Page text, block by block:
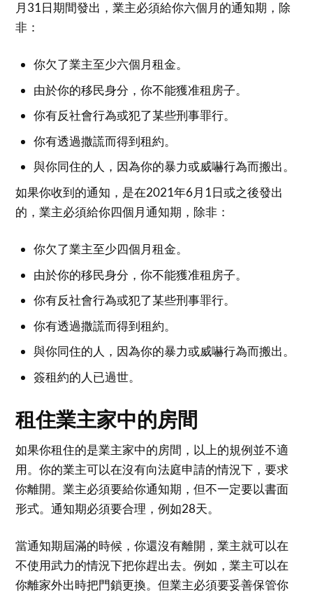
月31日期間發出，業主必須給你六個月的通知期，除
非：
你欠了業主至少六個月租金。
由於你的移民身分，你不能獲准租房子。
你有反社會行為或犯了某些刑事罪行。
你有透過撒謊而得到租約。
與你同住的人，因為你的暴力或威嚇行為而搬出。
如果你收到的通知，是在2021年6月1日或之後發出
的，業主必須給你四個月通知期，除非：
你欠了業主至少四個月租金。
由於你的移民身分，你不能獲准租房子。
你有反社會行為或犯了某些刑事罪行。
你有透過撒謊而得到租約。
與你同住的人，因為你的暴力或威嚇行為而搬出。
簽租約的人已過世。
租住業主家中的房間
如果你租住的是業主家中的房間，以上的規例並不適
用。你的業主可以在沒有向法庭申請的情況下，要求
你離開。業主必須要給你通知期，但不一定要以書面
形式。通知期必須要合理，例如28天。
當通知期屆滿的時候，你還沒有離開，業主就可以在
不使用武力的情況下把你趕出去。例如，業主可以在
你離家外出時把門鎖更換。但業主必須要妥善保管你